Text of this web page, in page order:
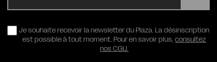
RGPD
Je souhaite recevoir la newsletter du Plaza. La désinscription
est possible à tout moment. Pour en savoir plus,consultez
nos CGU.